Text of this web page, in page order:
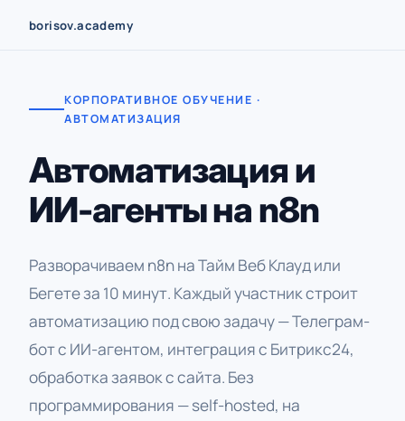
borisov.academy
КОРПОРАТИВНОЕ ОБУЧЕНИЕ ·
АВТОМАТИЗАЦИЯ
Автоматизация и
ИИ-агенты на n8n
Разворачиваем n8n на Тайм Веб Клауд или
Бегете за 10 минут. Каждый участник строит
автоматизацию под свою задачу — Телеграм-
бот с ИИ-агентом, интеграция с Битрикс24,
обработка заявок с сайта. Без
программирования — self-hosted, на